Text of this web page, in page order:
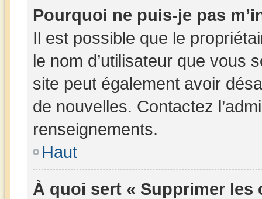
Pourquoi ne puis-je pas
Il est possible que le
le nom d’utilisateur que vous
site peut également avoir
de nouvelles. Contactez
renseignements.
Haut
À quoi sert « Supprimer les